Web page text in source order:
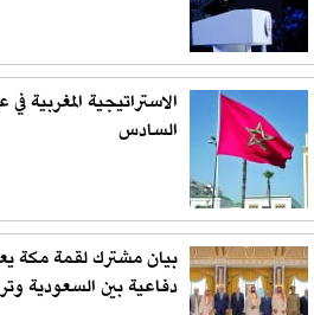
الاستراتيجية المغربية
السادس
بيان مشترك لقمة مكة
دفاعية بين السعودية